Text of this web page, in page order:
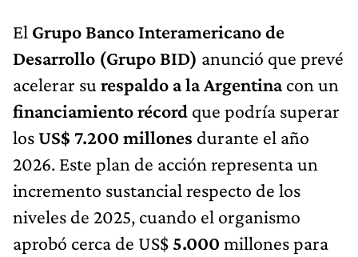
El Grupo Banco Interamericano de
Desarrollo (Grupo BID) anunció que prevé
acelerar su respaldo a la Argentinacon un
financiamiento récord que podría superar
losUS$ 7.200 millones durante el año
2026. Este plan de acción representa un
incremento sustancial respecto de los
niveles de 2025, cuando el organismo
aprobó cerca de US$ 5.000 millones para